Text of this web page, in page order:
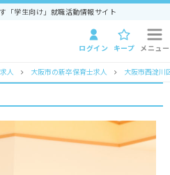
「学生向け」就職活動情報サイト
ログイン キープ メニュー
人 大阪市の新卒保育士求人 大阪市西淀川